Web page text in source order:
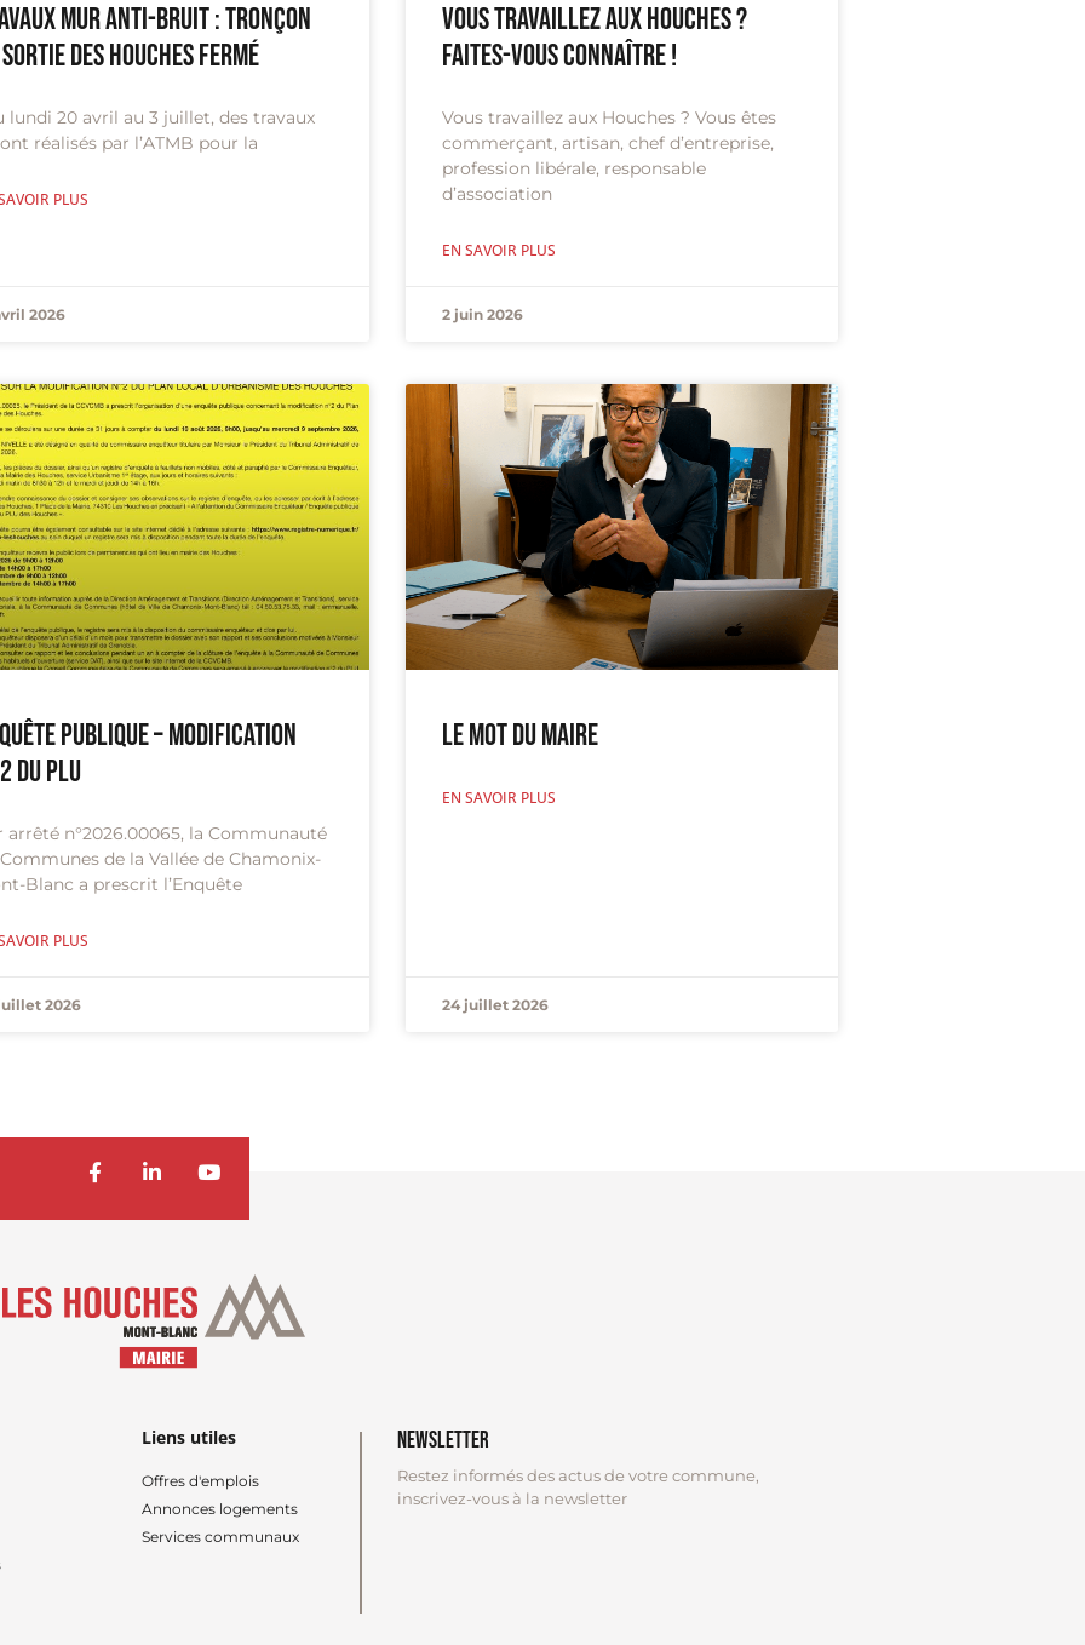
Mur anti-bruit : tronçon
des Houches fermé
lundi 20 avril au 3 juillet, des travaux
réalisés par l’ATMB pour la
PLUS
2026
Vous travaillez aux Houches ?
Faites-vous connaître !
Vous travaillez aux Houches ? Vous êtes
commerçant, artisan, chef d’entreprise,
profession libérale, responsable
d’association
EN SAVOIR PLUS
2 juin 2026
publique – Modification
du PLU
arrêté n°2026.00065, la Communauté
de la Vallée de Chamonix-
Blanc a prescrit l’Enquête
PLUS
2026
Le Mot du Maire
EN SAVOIR PLUS
24 juillet 2026
Liens utiles
Offres d'emplois
Annonces logements
Services communaux
Newsletter
Restez informés des actus de votre commune,
inscrivez-vous à la newsletter